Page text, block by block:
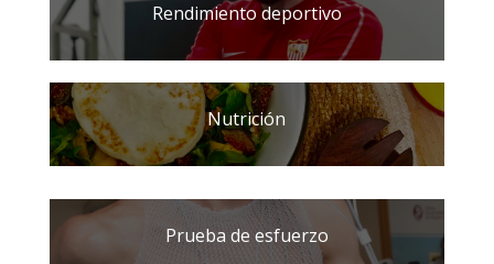
Rendimiento deportivo
Nutrición
Prueba de esfuerzo